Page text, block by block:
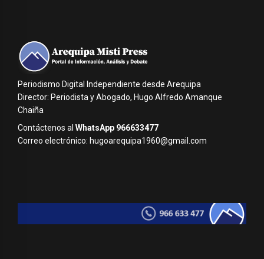
Periodismo Digital Independiente desde Arequipa
Director: Periodista y Abogado, Hugo Alfredo Amanque
Chaiña
Contáctenos al WhatsApp 966633477
Correo electrónico: hugoarequipa1960@gmail.com